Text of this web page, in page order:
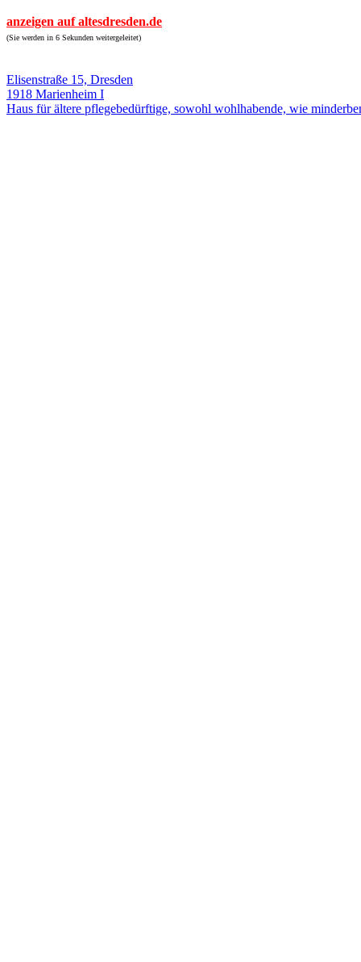
anzeigen auf altesdresden.de
(Sie werden in 6 Sekunden weitergeleitet)
Elisenstraße 15, Dresden
1918 Marienheim I
Haus für ältere pflegebedürftige, sowohl wohlhabende, wie